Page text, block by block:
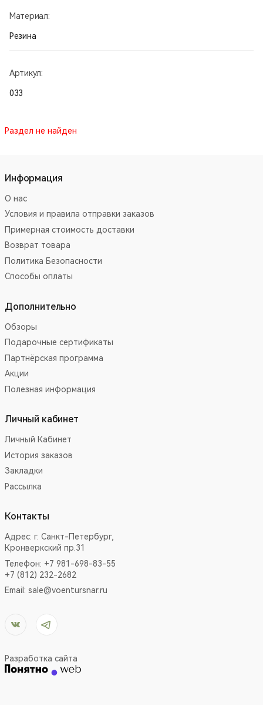
Материал:
Резина
Артикул:
033
Раздел не найден
Информация
О нас
Условия и правила отправки заказов
Примерная стоимость доставки
Возврат товара
Политика Безопасности
Способы оплаты
Дополнительно
Обзоры
Подарочные сертификаты
Партнёрская программа
Акции
Полезная информация
Личный кабинет
Личный Кабинет
История заказов
Закладки
Рассылка
Контакты
Адрес: г. Санкт-Петербург,
Кронверкский пр.31
Телефон: +7 981-698-83-55
+7 (812) 232-2682
Email: sale@voentursnar.ru
Разработка сайта